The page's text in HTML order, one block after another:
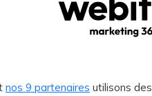
nos 9 partenaires utilisons
pour augmenter